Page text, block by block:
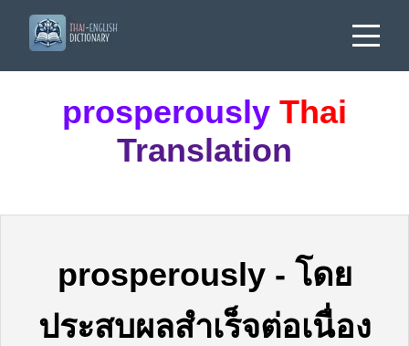
prosperously Thai
Translation
prosperously- โดย
ประสบผลสำเร็จต่อเนื่อง